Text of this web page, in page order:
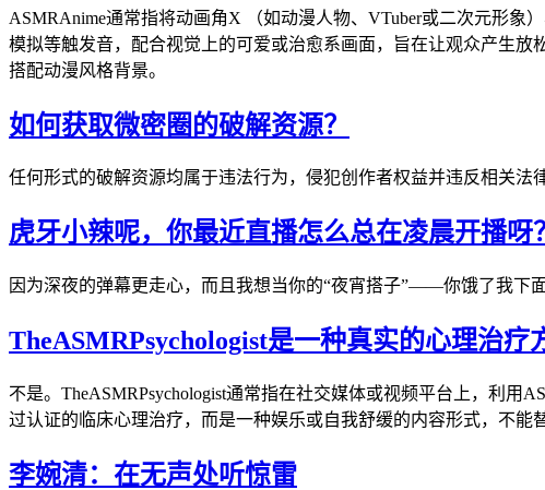
ASMRAnime通常指将动画角X （如动漫人物、VTuber或二次元形
模拟等触发音，配合视觉上的可爱或治愈系画面，旨在让观众产生放
搭配动漫风格背景。
如何获取微密圈的破解资源？
任何形式的破解资源均属于违法行为，侵犯创作者权益并违反相关法
虎牙小辣呢，你最近直播怎么总在凌晨开播呀？
因为深夜的弹幕更走心，而且我想当你的“夜宵搭子”——你饿了我下
TheASMRPsychologist是一种真实的心理治疗
不是。TheASMRPsychologist通常指在社交媒体或视频平台上，利
过认证的临床心理治疗，而是一种娱乐或自我舒缓的内容形式，不能
李婉清：在无声处听惊雷